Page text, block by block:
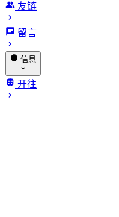
友链
留言
信息
关于我
开往
归档